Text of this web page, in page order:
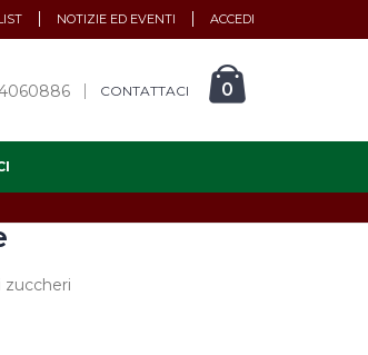
NOTIZIE ED EVENTI ACCEDI
CONTATTACI 0